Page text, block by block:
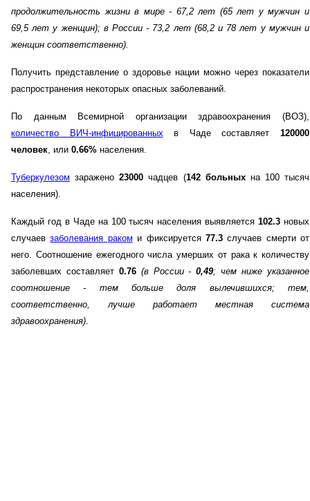
продолжительность жизни в мире - 67,2 лет (65 лет у мужчин и
69,5 лет у женщин); в России - 73,2 лет (68,2 и 78 лет у мужчин и
женщин соответственно).
Получить представление о здоровье нации можно через показатели
распространения некоторых опасных заболеваний.
По данным Всемирной организации здравоохранения (ВОЗ),
количество ВИЧ-инфицированныхв Чаде составляет120000
человек, или 0.66% населения.
Туберкулезом заражено23000 чадцев (142 больныхна 100 тысяч
населения).
Каждый год в Чаде на 100 тысяч населения выявляется102.3 новых
случаевзаболевания раком и фиксируется 77.3случаев смерти от
него. Соотношение ежегодного числа умерших от рака к количеству
заболевших составляет 0.76 (в России -0,49; чем ниже указанное
соотношение - тем больше доля вылечившихся; тем,
соответственно, лучше работает местная система
здравоохранения).